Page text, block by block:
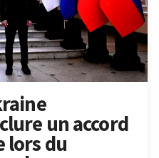
un accord
lors du